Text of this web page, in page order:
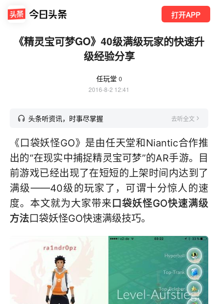
打开APP
《精灵宝可梦GO》40级满级玩家的快速升
级经验分享
任玩堂 0
2016-8-2 12:41
头条听资讯，时事尽掌握 去听全文
《口袋妖怪GO》是由任天堂和Niantic合作推
出的“在现实中捕捉精灵宝可梦”的AR手游。目
前游戏已经出现了在短短的上架时间内达到了
满级——40级的玩家了，可谓十分惊人的速
度。本文就为大家带来口袋妖怪GO快速满级
方法口袋妖怪GO快速满级技巧。